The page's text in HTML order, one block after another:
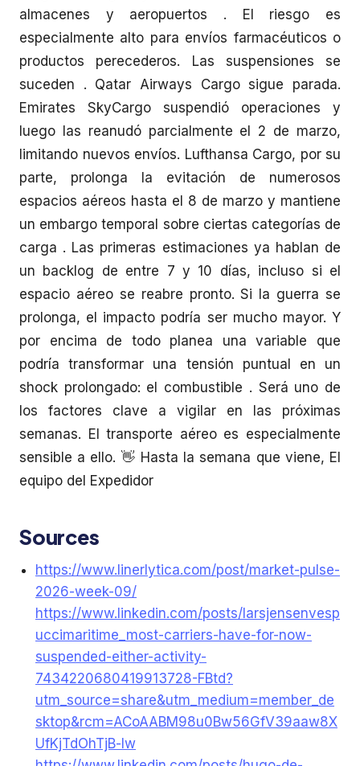
almacenes y aeropuertos . El riesgo es
especialmente alto para envíos farmacéuticos o
productos perecederos. Las suspensiones se
suceden . Qatar Airways Cargo sigue parada.
Emirates SkyCargo suspendió operaciones y
luego las reanudó parcialmente el 2 de marzo,
limitando nuevos envíos. Lufthansa Cargo, por su
parte, prolonga la evitación de numerosos
espacios aéreos hasta el 8 de marzo y mantiene
un embargo temporal sobre ciertas categorías de
carga . Las primeras estimaciones ya hablan de
un backlog de entre 7 y 10 días, incluso si el
espacio aéreo se reabre pronto. Si la guerra se
prolonga, el impacto podría ser mucho mayor. Y
por encima de todo planea una variable que
podría transformar una tensión puntual en un
shock prolongado: el combustible . Será uno de
los factores clave a vigilar en las próximas
semanas. El transporte aéreo es especialmente
sensible a ello. 👋 Hasta la semana que viene, El
equipo del Expedidor
Sources
https://www.linerlytica.com/post/market-pulse-
2026-week-09/
https://www.linkedin.com/posts/larsjensenvesp
uccimaritime_most-carriers-have-for-now-
suspended-either-activity-
7434220680419913728-FBtd?
utm_source=share&utm_medium=member_de
sktop&rcm=ACoAABM98u0Bw56GfV39aaw8X
UfKjTdOhTjB-lw